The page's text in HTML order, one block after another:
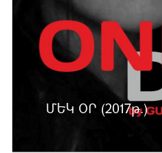
ՄԵԿ ՕՐ (2017թ.)